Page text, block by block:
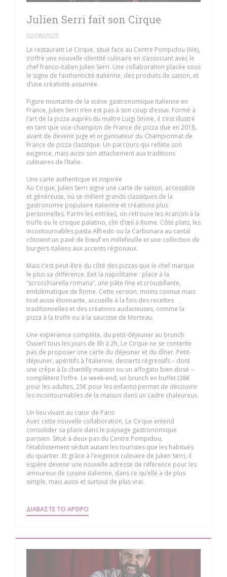
Julien Serri fait son Cirque
02/06/2025
Le restaurant Le Cirque, situé face au Centre Pompidou (IVe),
s’offre une nouvelle identité culinaire en s’associant avec le
chef franco-italien Julien Serri. Une collaboration placée sous
le signe de l’authenticité italienne, des produits de saison, et
d’une créativité assumée.
Figure montante de la scène gastronomique italienne en
France, Julien Serri n’en est pas à son coup d’essai. Formé à
l’art de la pizza auprès du maître Luigi Smine, il s’est illustré
en tant que vice-champion de France de pizza due en 2018,
avant de devenir juge et organisateur du Championnat de
France de pizza classique. Un parcours qui reflète son
exigence, mais aussi son attachement aux traditions
culinaires de l’Italie.
Une carte authentique et inspirée
Au Cirque, Julien Serri signe une carte de saison, accessible
et généreuse, où se mêlent grands classiques de la
gastronomie populaire italienne et créations plus
personnelles. Parmi les entrées, on retrouve les Arancini à la
truffe ou le croque palatino, clin d’œil à Rome. Côté plats, les
incontournables pasta Alfredo ou la Carbonara au cantal
côtoient un pavé de bœuf en millefeuille et une collection de
burgers italiens aux accents régionaux.
Mais c’est peut-être du côté des pizzas que le chef marque
le plus sa différence. Exit la napolitaine : place à la
“scrocchiarella romana”, une pâte fine et croustillante,
emblématique de Rome. Cette version, moins connue mais
tout aussi étonnante, accueille à la fois des recettes
traditionnelles et des créations audacieuses, comme la
pizza à la truffe ou à la saucisse de Morteau.
Une expérience complète, du petit-déjeuner au brunch
Ouvert tous les jours de 8h à 2h, Le Cirque ne se contente
pas de proposer une carte du déjeuner et du dîner. Petit-
déjeuner, apéritifs à l’italienne, desserts régressifs – dont
une crêpe à la chantilly maison ou un affogato bien dosé –
complètent l’offre. Le week-end, un brunch en buffet (38€
pour les adultes, 25€ pour les enfants) permet de découvrir
les incontournables de la maison dans un cadre chaleureux.
Un lieu vivant au cœur de Paris
Avec cette nouvelle collaboration, Le Cirque entend
consolider sa place dans le paysage gastronomique
parisien. Situé à deux pas du Centre Pompidou,
l’établissement séduit autant les touristes que les habitués
du quartier. Et grâce à l’exigence culinaire de Julien Serri, il
espère devenir une nouvelle adresse de référence pour les
amoureux de cuisine italienne, dans ce qu’elle a de plus
simple, mais aussi et surtout de plus vrai.
ΔΙΑΒΆΣΤΕ ΤΟ ΆΡΘΡΟ